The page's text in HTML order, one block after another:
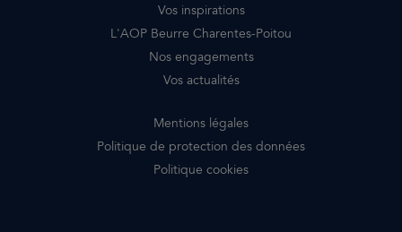
Vos inspirations
L'AOP Beurre Charentes-Poitou
Nos engagements
Vos actualités
Mentions légales
Politique de protection des données
Politique cookies